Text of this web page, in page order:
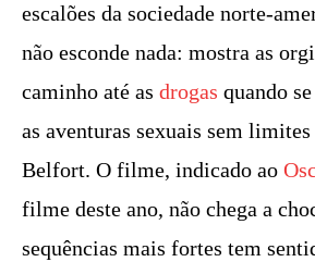
escalões da sociedade norte-
não esconde nada: mostra as
caminho até as drogas quando
as aventuras sexuais sem limites
Belfort. O filme, indicado ao
filme deste ano, não chega a
sequências mais fortes tem